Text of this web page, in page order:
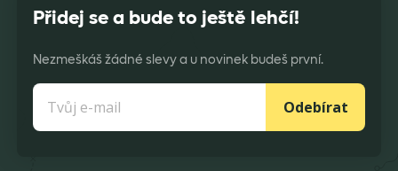
Přidej se a bude to ještě lehčí!
Nezmeškáš žádné slevy a u novinek budeš první.
Odebírat